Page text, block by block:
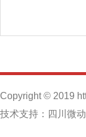
Copyright © 2019
技术支持：四川微